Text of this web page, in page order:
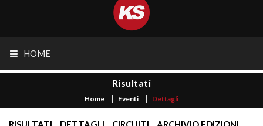
HOME
Risultati
Home Eventi Dettagli